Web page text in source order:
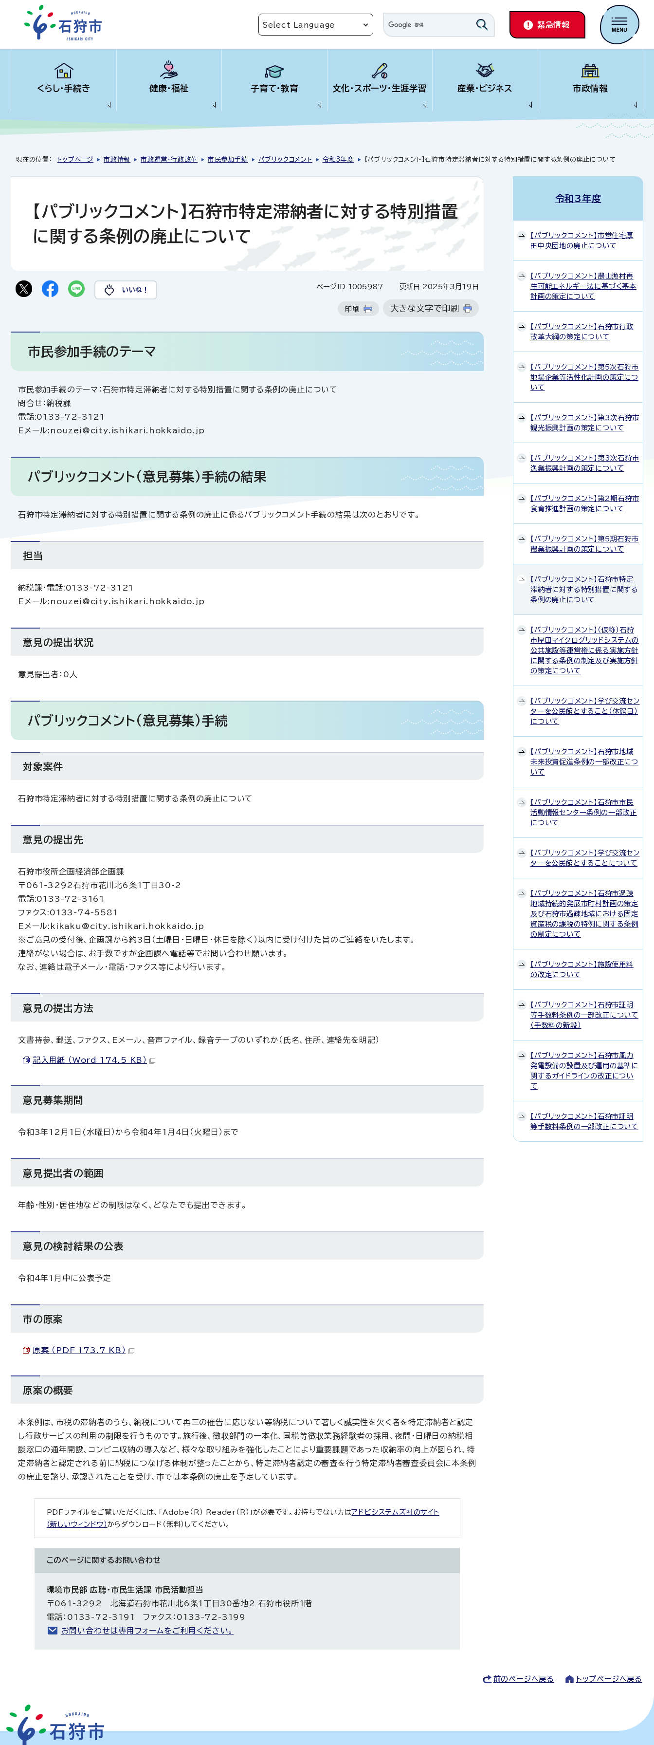
緊急情報
くらし・手続き 健康・福祉 子育て・教育 文化・スポーツ・生涯学習 産業・ビジネス 市政情報
現在の位置： トップページ 市政情報 市政運営・行政改革 市民参加手続 パブリックコメント 令和3年度 【パブリックコメント】石狩市特定滞納者に対する特別措置に関する条例の廃止について
【パブリックコメント】石狩市特定滞納者に対する特別措置
に関する条例の廃止について
いいね！ ページID 1005987 更新日 2025年3月19日
印刷 大きな文字で印刷
市民参加手続のテーマ
市民参加手続のテーマ：石狩市特定滞納者に対する特別措置に関する条例の廃止について
問合せ：納税課
電話:0133-72-3121
Eメール:nouzei@city.ishikari.hokkaido.jp
パブリックコメント（意見募集）手続の結果
石狩市特定滞納者に対する特別措置に関する条例の廃止に係るパブリックコメント手続の結果は次のとおりです。
担当
納税課・電話:0133-72-3121
Eメール:nouzei@city.ishikari.hokkaido.jp
意見の提出状況
意見提出者：0人
パブリックコメント（意見募集）手続
対象案件
石狩市特定滞納者に対する特別措置に関する条例の廃止について
意見の提出先
石狩市役所企画経済部企画課
〒061-3292石狩市花川北6条1丁目30-2
電話:0133-72-3161
ファクス:0133-74-5581
Eメール:kikaku@city.ishikari.hokkaido.jp
※ご意見の受付後、企画課から約3日（土曜日・日曜日・休日を除く）以内に受け付けた旨のご連絡をいたします。
連絡がない場合は、お手数ですが企画課へ電話等でお問い合わせ願います。
なお、連絡は電子メール・電話・ファクス等により行います。
意見の提出方法
文書持参、郵送、ファクス、Eメール、音声ファイル、録音テープのいずれか（氏名、住所、連絡先を明記）
記入用紙 （Word 174.5 KB）
意見募集期間
令和3年12月1日(水曜日）から令和4年1月4日（火曜日）まで
意見提出者の範囲
年齢・性別・居住地などの制限はなく、どなたでも提出できます。
意見の検討結果の公表
令和4年1月中に公表予定
市の原案
原案 （PDF 173.7 KB）
原案の概要
本条例は、市税の滞納者のうち、納税について再三の催告に応じない等納税について著しく誠実性を欠く者を特定滞納者と認定
し行政サービスの利用の制限を行うものです。施行後、徴収部門の一本化、国税等徴収業務経験者の採用、夜間・日曜日の納税相
談窓口の通年開設、コンビニ収納の導入など、様々な取り組みを強化したことにより重要課題であった収納率の向上が図られ、特
定滞納者と認定される前に納税につなげる体制が整ったことから、特定滞納者認定の審査を行う特定滞納者審査委員会に本条例
の廃止を諮り、承認されたことを受け、市では本条例の廃止を予定しています。
PDFファイルをご覧いただくには、「Adobe（R） Reader（R）」が必要です。お持ちでない方はアドビシステムズ社のサイト
（新しいウィンドウ）からダウンロード（無料）してください。
このページに関する お問い合わせ
環境市民部 広聴・市民生活課 市民活動担当
〒061-3292 北海道石狩市花川北6条1丁目30番地2 石狩市役所1階
電話：0133-72-3191 ファクス：0133-72-3199
お問い合わせは専用フォームをご利用ください。
令和3年度
【パブリックコメント】市営住宅厚
田中央団地の廃止について
【パブリックコメント】農山漁村再
生可能エネルギー法に基づく基本
計画の策定について
【パブリックコメント】石狩市行政
改革大綱の策定について
【パブリックコメント】第5次石狩市
地場企業等活性化計画の策定につ
いて
【パブリックコメント】第3次石狩市
観光振興計画の策定について
【パブリックコメント】第3次石狩市
漁業振興計画の策定について
【パブリックコメント】第2期石狩市
食育推進計画の策定について
【パブリックコメント】第5期石狩市
農業振興計画の策定について
【パブリックコメント】石狩市特定
滞納者に対する特別措置に関する
条例の廃止について
【パブリックコメント】（仮称）石狩
市厚田マイクログリッドシステムの
公共施設等運営権に係る実施方針
に関する条例の制定及び実施方針
の策定について
【パブリックコメント】学び交流セン
ターを公民館とすること（休館日）
について
【パブリックコメント】石狩市地域
未来投資促進条例の一部改正につ
いて
【パブリックコメント】石狩市市民
活動情報センター条例の一部改正
について
【パブリックコメント】学び交流セン
ターを公民館とすることについて
【パブリックコメント】石狩市過疎
地域持続的発展市町村計画の策定
及び石狩市過疎地域における固定
資産税の課税の特例に関する条例
の制定について
【パブリックコメント】施設使用料
の改定について
【パブリックコメント】石狩市証明
等手数料条例の一部改正について
（手数料の新設）
【パブリックコメント】石狩市風力
発電設備の設置及び運用の基準に
関するガイドラインの改正につい
て
【パブリックコメント】石狩市証明
等手数料条例の一部改正について
前のページへ戻る トップページへ戻る